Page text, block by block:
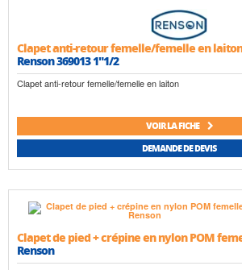
Clapet anti-retour femelle/femelle en laiton
Renson 369013 1"1/2
Clapet anti-retour femelle/femelle en laiton
VOIR LA FICHE
DEMANDE DE DEVIS
Clapet de pied + crépine en nylon POM
Renson